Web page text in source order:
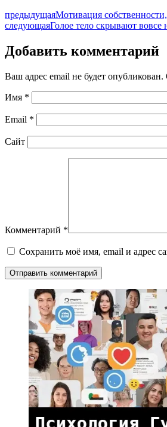
предыдущаяМотивация
следующаяГолое тело скрывают вовсе
Добавить комментарий
Ваш адрес email не будет опубликован.
Имя *
Email *
Сайт
Комментарий *
Сохранить моё имя, email и адрес